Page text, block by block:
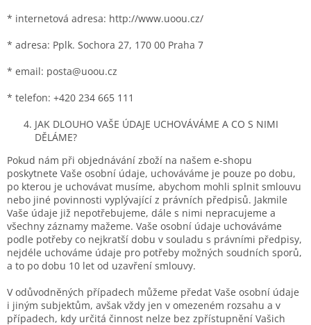
* internetová adresa: http://www.uoou.cz/
* adresa: Pplk. Sochora 27, 170 00 Praha 7
* email: posta@uoou.cz
* telefon: +420 234 665 111
JAK DLOUHO VAŠE ÚDAJE UCHOVÁVÁME A CO S NIMI
DĚLÁME?
Pokud nám při objednávání zboží na našem e-shopu
poskytnete Vaše osobní údaje, uchováváme je pouze po dobu,
po kterou je uchovávat musíme, abychom mohli splnit smlouvu
nebo jiné povinnosti vyplývající z právních předpisů. Jakmile
Vaše údaje již nepotřebujeme, dále s nimi nepracujeme a
všechny záznamy mažeme. Vaše osobní údaje uchováváme
podle potřeby co nejkratší dobu v souladu s právními předpisy,
nejdéle uchováme údaje pro potřeby možných soudních sporů,
a to po dobu 10 let od uzavření smlouvy.
V odůvodněných případech můžeme předat Vaše osobní údaje
i jiným subjektům, avšak vždy jen v omezeném rozsahu a v
případech, kdy určitá činnost nelze bez zpřístupnění Vašich